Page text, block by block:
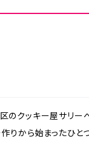
のクッキー屋サリーへ
りから始まったひと